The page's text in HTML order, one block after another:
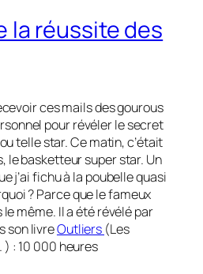
la réussite des
ces mails des gourous
pour révéler le secret
telle star. Ce matin, c’était
le basketteur super star. Un
j’ai fichu à la poubelle quasi
? Parce que le fameux
même. Il a été révélé par
son livreOutliers (Les
: 10 000 heures